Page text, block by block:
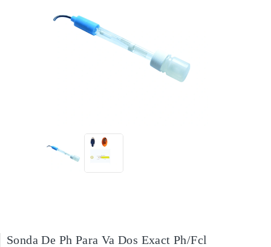
Sonda De Ph Para Va Dos Exact Ph/fcl